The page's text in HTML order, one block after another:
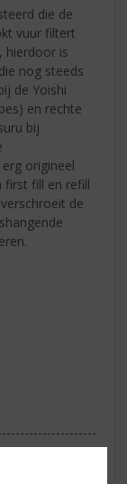
die de
vuur filtert
hierdoor is
nog steeds
de Yoishi
en rechte
bij
origineel
first fill en refill
de